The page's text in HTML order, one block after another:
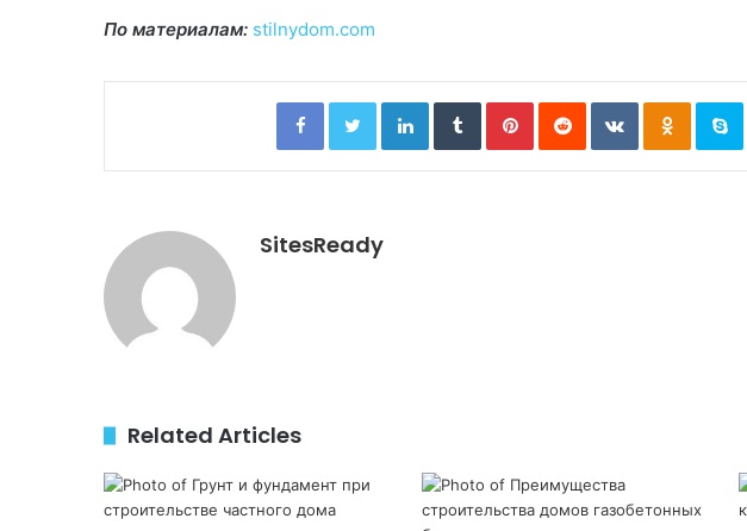
По материалам: stilnydom.com
Facebook Twitter LinkedIn Tumblr Pinterest Reddit VKontakte
SitesReady
Related Articles